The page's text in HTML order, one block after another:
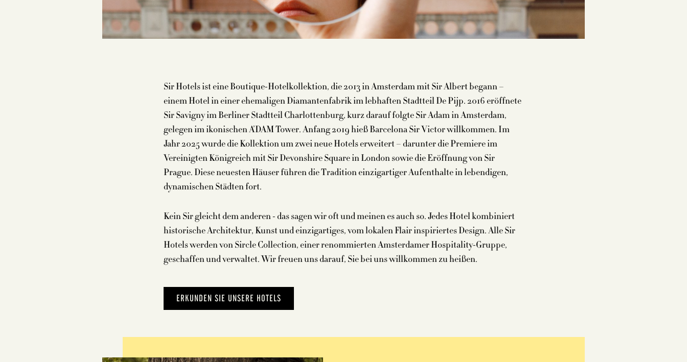
Sir Hotels ist eine Boutique-Hotelkollektion, die 2013 in Amsterdam mit Sir Albert begann –
einem Hotel in einer ehemaligen Diamantenfabrik im lebhaften Stadtteil De Pijp. 2016 eröffnete
Sir Savigny im Berliner Stadtteil Charlottenburg, kurz darauf folgte Sir Adam in Amsterdam,
gelegen im ikonischen A’DAM Tower. Anfang 2019 hieß Barcelona Sir Victor willkommen. Im
Jahr 2025 wurde die Kollektion um zwei neue Hotels erweitert – darunter die Premiere im
Vereinigten Königreich mit Sir Devonshire Square in London sowie die Eröffnung von Sir
Prague. Diese neuesten Häuser führen die Tradition einzigartiger Aufenthalte in lebendigen,
dynamischen Städten fort.
Kein Sir gleicht dem anderen - das sagen wir oft und meinen es auch so. Jedes Hotel kombiniert
historische Architektur, Kunst und einzigartiges, vom lokalen Flair inspiriertes Design. Alle Sir
Hotels werden von Sircle Collection, einer renommierten Amsterdamer Hospitality-Gruppe,
geschaffen und verwaltet. Wir freuen uns darauf, Sie bei uns willkommen zu heißen.
ERKUNDEN SIE UNSERE HOTELS